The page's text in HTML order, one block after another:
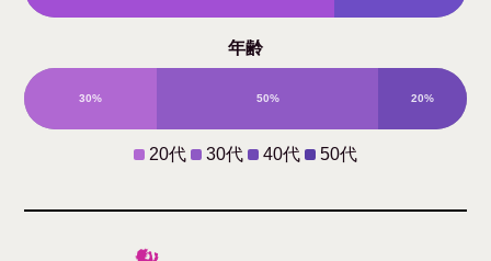
年齢
30% 50% 20% 0%
20代 30代 40代 50代